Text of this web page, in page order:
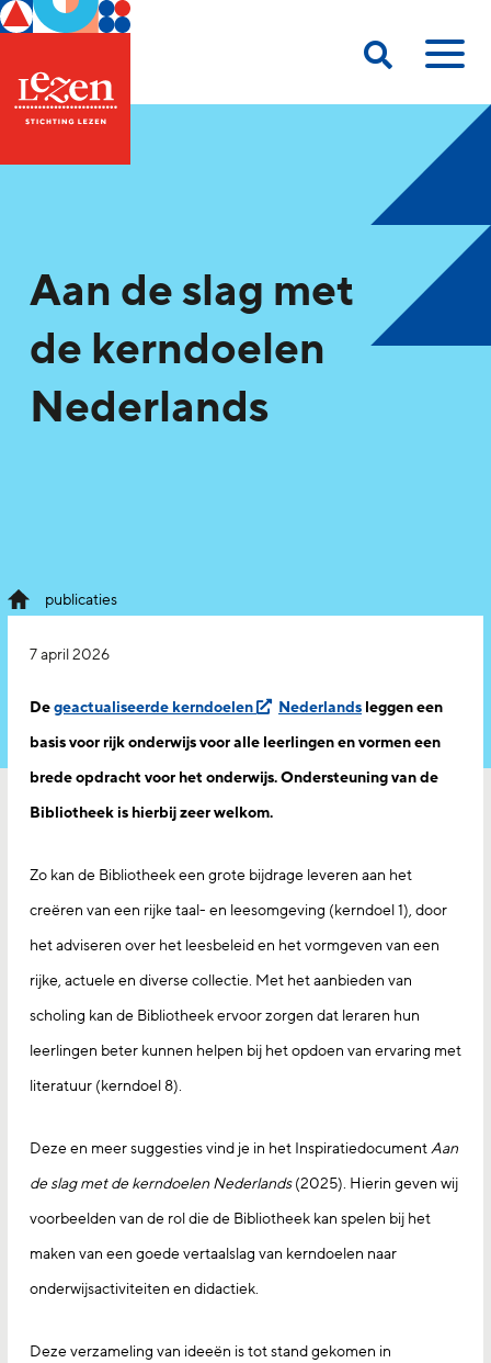
Aan de slag met
de kerndoelen
Nederlands
publicaties
7 april 2026
Degeactualiseerde kerndoelen Nederlands leggen een
basis voor rijk onderwijs voor alle leerlingen en vormen een
brede opdracht voor het onderwijs. Ondersteuning van de
Bibliotheek is hierbij zeer welkom.
Zo kan de Bibliotheek een grote bijdrage leveren aan het
creëren van een rijke taal- en leesomgeving (kerndoel 1), door
het adviseren over het leesbeleid en het vormgeven van een
rijke, actuele en diverse collectie. Met het aanbieden van
scholing kan de Bibliotheek ervoor zorgen dat leraren hun
leerlingen beter kunnen helpen bij het opdoen van ervaring met
literatuur (kerndoel 8).
Deze en meer suggesties vind je in het InspiratiedocumentAan
de slag met de kerndoelen Nederlands(2025). Hierin geven wij
voorbeelden van de rol die de Bibliotheek kan spelen bij het
maken van een goede vertaalslag van kerndoelen naar
onderwijsactiviteiten en didactiek.
Deze verzameling van ideeën is tot stand gekomen in